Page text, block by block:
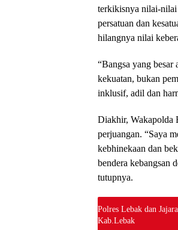
terkikisnya nilai-nilai
persatuan dan
hilangnya nilai
“Bangsa yang besar
kekuatan, bukan
inklusif, adil dan
Diakhir, Wakapolda
perjuangan. “Saya
kebhinekaan dan
bendera kebangsan
tutupnya.
Polres Lebak dan
Kab.Lebak